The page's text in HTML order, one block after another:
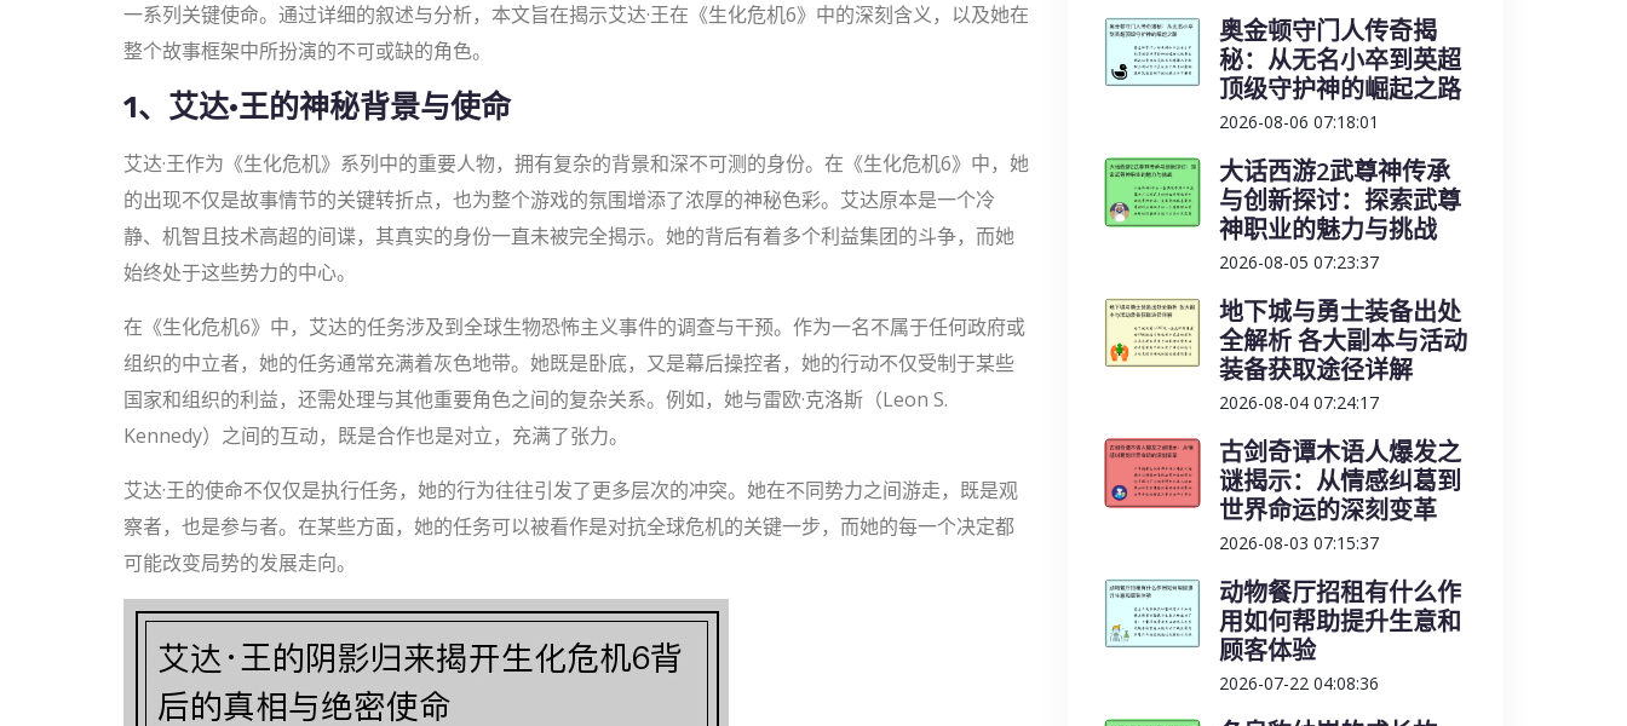
一系列关键使命。通过详细的叙述与分析，本文旨在揭示艾达·王在《生化危机6》中的深刻含义，以及她在
整个故事框架中所扮演的不可或缺的角色。
1、艾达·王的神秘背景与使命
艾达·王作为《生化危机》系列中的重要人物，拥有复杂的背景和深不可测的身份。在《生化危机6》中，她
的出现不仅是故事情节的关键转折点，也为整个游戏的氛围增添了浓厚的神秘色彩。艾达原本是一个冷
静、机智且技术高超的间谍，其真实的身份一直未被完全揭示。她的背后有着多个利益集团的斗争，而她
始终处于这些势力的中心。
在《生化危机6》中，艾达的任务涉及到全球生物恐怖主义事件的调查与干预。作为一名不属于任何政府或
组织的中立者，她的任务通常充满着灰色地带。她既是卧底，又是幕后操控者，她的行动不仅受制于某些
国家和组织的利益，还需处理与其他重要角色之间的复杂关系。例如，她与雷欧·克洛斯（Leon S.
Kennedy）之间的互动，既是合作也是对立，充满了张力。
艾达·王的使命不仅仅是执行任务，她的行为往往引发了更多层次的冲突。她在不同势力之间游走，既是观
察者，也是参与者。在某些方面，她的任务可以被看作是对抗全球危机的关键一步，而她的每一个决定都
可能改变局势的发展走向。
奥金顿守门人传奇揭
秘：从无名小卒到英超
顶级守护神的崛起之路
2026-08-06 07:18:01
大话西游2武尊神传承
与创新探讨：探索武尊
神职业的魅力与挑战
2026-08-05 07:23:37
地下城与勇士装备出处
全解析 各大副本与活动
装备获取途径详解
2026-08-04 07:24:17
古剑奇谭木语人爆发之
谜揭示：从情感纠葛到
世界命运的深刻变革
2026-08-03 07:15:37
动物餐厅招租有什么作
用如何帮助提升生意和
顾客体验
2026-07-22 04:08:36